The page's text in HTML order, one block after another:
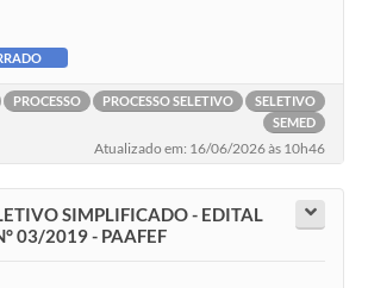
PROCESSO PROCESSO SELETIVO
SELETIVO
SEMED
Atualizado em: 16/06/2026 às 10h46
SIMPLIFICADO - EDITAL
03/2019 - PAAFEF